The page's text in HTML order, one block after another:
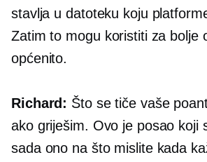
stavlja u datoteku koju
Zatim to mogu koristiti za bolje
općenito.
Richard: Što se tiče vaše
ako griješim. Ovo je posao koji
sada ono na što mislite kada